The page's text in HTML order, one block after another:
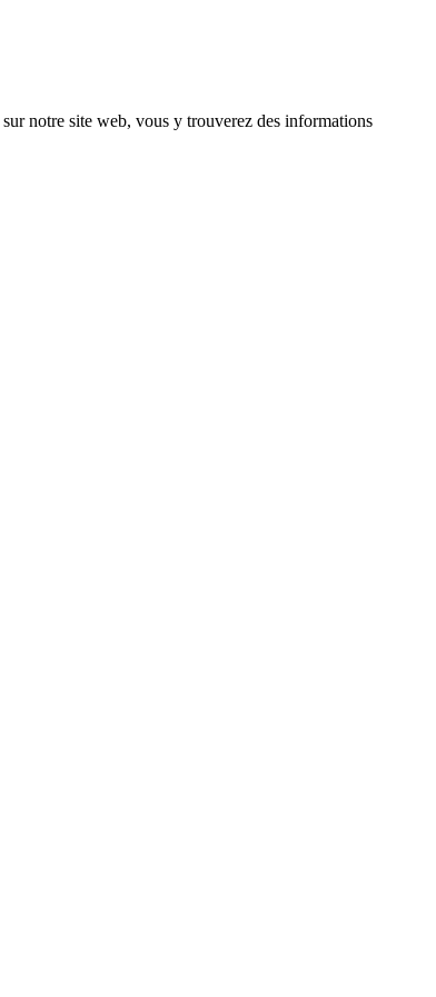
sur notre site web, vous y trouverez des informations